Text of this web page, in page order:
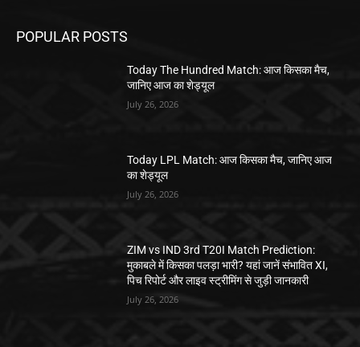
POPULAR POSTS
Today The Hundred Match: आज किसका मैच,
जानिए आज का शेड्यूल
July 26, 2026
Today LPL Match: आज किसका मैच, जानिए आज
का शेड्यूल
July 26, 2026
ZIM vs IND 3rd T20I Match Prediction:
मुकाबले में किसका पलड़ा भारी? यहां जानें संभावित XI,
पिच रिपोर्ट और लाइव स्ट्रीमिंग से जुड़ी जानकारी
July 26, 2026